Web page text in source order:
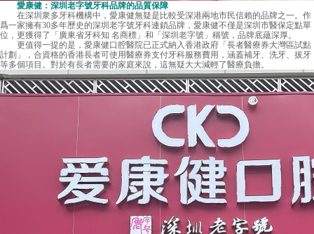
愛康健：深圳老字號牙科品牌的品質保障
在深圳衆多牙科機構中，愛康健無疑是比較受深港兩地市民信賴的品牌之一。作
爲一家擁有30多年歷史的深圳老字號牙科連鎖品牌，愛康健不僅是深圳市醫保定點單
位，更獲得了「廣東省牙科知 名商標」和「深圳老字號」稱號，品牌底蘊深厚。
更值得一提的是，愛康健口腔醫院已正式納入香港政府「長者醫療券大灣區試點
計劃」，合資格的香港長者可使用醫療券支付牙科服務費用，涵蓋補牙、洗牙、拔牙
等多個項目。對於有長者需要的家庭來說，這無疑大大減輕了醫療負擔。